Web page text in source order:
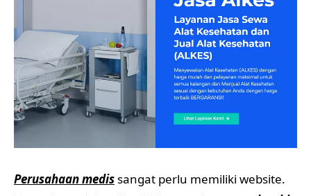
Perusahaan medissangat perlu memiliki website.